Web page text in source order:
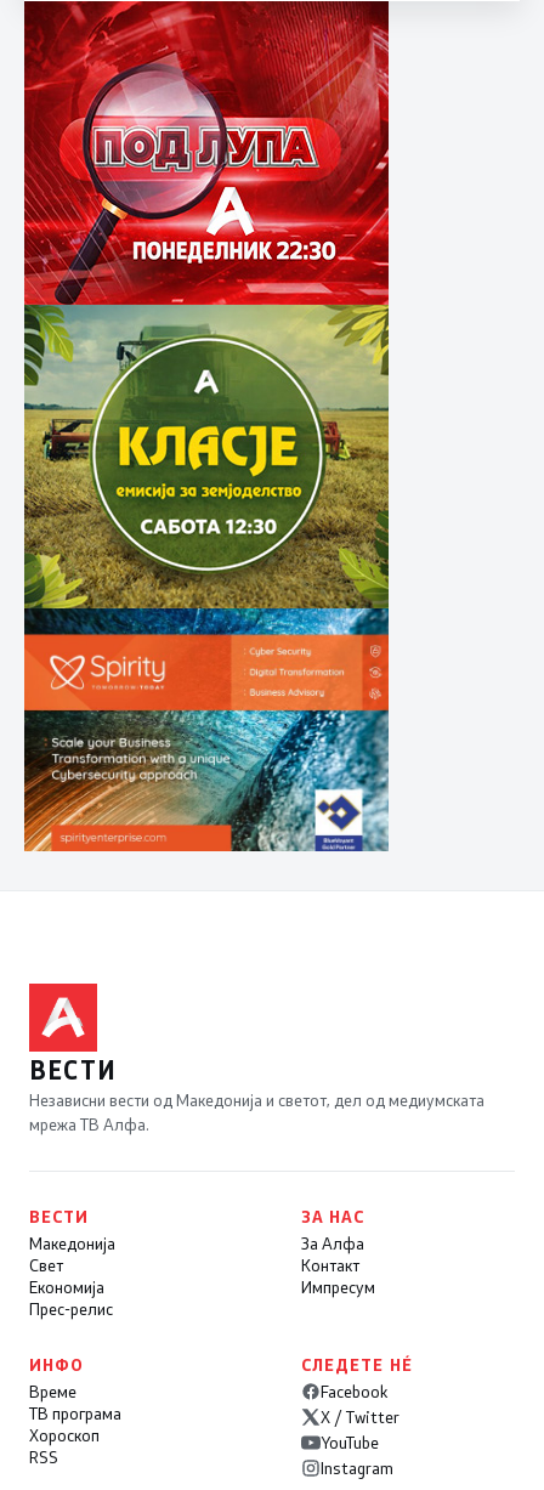
ВЕСТИ
Независни вести од Македонија и светот, дел од медиумската
мрежа ТВ Алфа.
ВЕСТИ
Македонија
Свет
Економија
Прес-релис
ЗА НАС
За Алфа
Контакт
Импресум
ИНФО
Време
ТВ програма
Хороскоп
RSS
СЛЕДЕТЕ НÉ
Facebook
X / Twitter
YouTube
Instagram